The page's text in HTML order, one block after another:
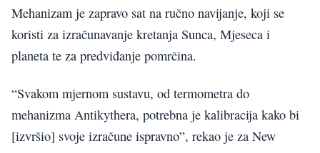
Mehanizam je zapravo sat na ručno navijanje, koji se
koristi za izračunavanje kretanja Sunca, Mjeseca i
planeta te za predviđanje pomrčina.
“Svakom mjernom sustavu, od termometra do
mehanizma Antikythera, potrebna je kalibracija kako bi
[izvršio] svoje izračune ispravno”, rekao je za New